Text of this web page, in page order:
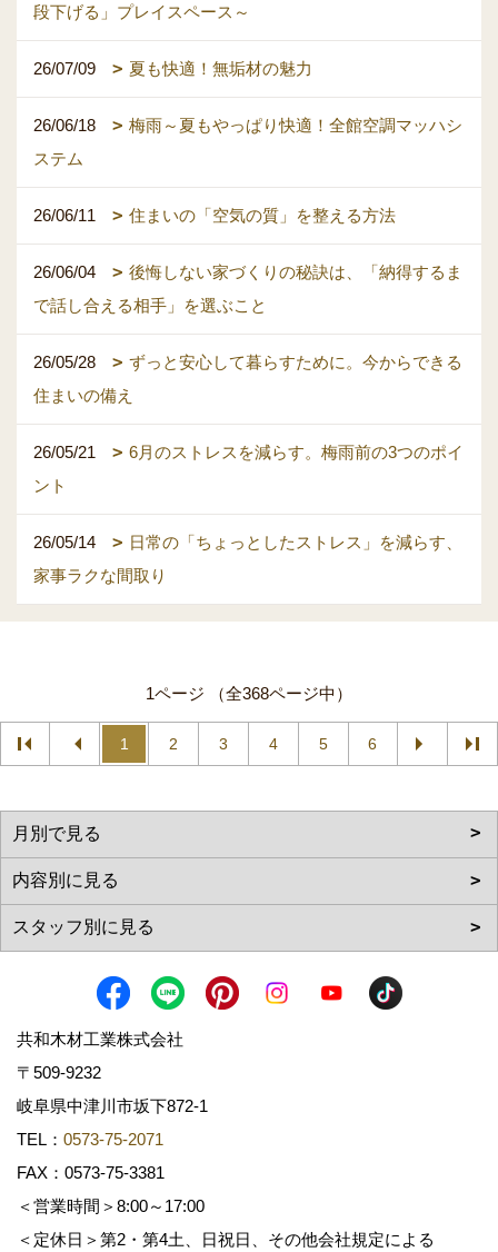
段下げる」プレイスペース～
26/07/09 夏も快適！無垢材の魅力
26/06/18
梅雨～夏もやっぱり快適！全館空調マッハシ
ステム
26/06/11 住まいの「空気の質」を整える方法
26/06/04
後悔しない家づくりの秘訣は、「納得するま
で話し合える相手」を選ぶこと
26/05/28
ずっと安心して暮らすために。今からできる
住まいの備え
26/05/21
6月のストレスを減らす。梅雨前の3つのポイ
ント
26/05/14
日常の「ちょっとしたストレス」を減らす、
家事ラクな間取り
1ページ （全368ページ中）
1 2 3 4 5 6
共和木材工業株式会社
〒509-9232
岐阜県中津川市坂下872‐1
TEL： 0573-75-2071
FAX：0573-75-3381
＜営業時間＞8:00～17:00
＜定休日＞第2・第4土、日祝日、その他会社規定による